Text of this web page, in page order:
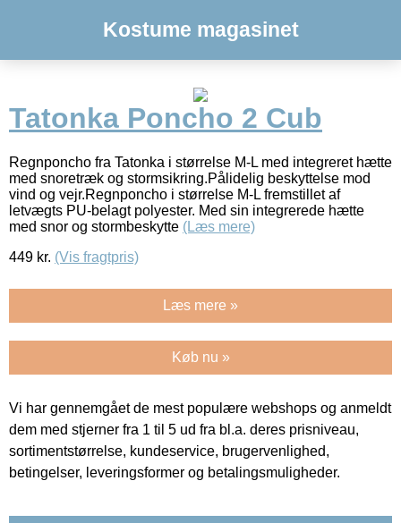
Kostume magasinet
Tatonka Poncho 2 Cub
Regnponcho fra Tatonka i størrelse M-L med integreret hætte
med snoretræk og stormsikring.Pålidelig beskyttelse mod
vind og vejr.Regnponcho i størrelse M-L fremstillet af
letvægts PU-belagt polyester. Med sin integrerede hætte
med snor og stormbeskytte (Læs mere)
449 kr. (Vis fragtpris)
Læs mere »
Køb nu »
Vi har gennemgået de mest populære webshops og anmeldt
dem med stjerner fra 1 til 5 ud fra bl.a. deres prisniveau,
sortimentstørrelse, kundeservice, brugervenlighed,
betingelser, leveringsformer og betalingsmuligheder.